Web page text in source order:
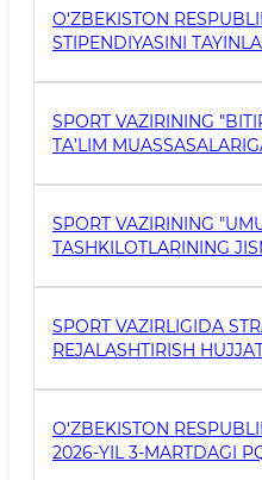
BUYRUG`I
O‘ZBEKISTON
STIPENDIYASINI
SPORT VAZIRINING
TA’LIM
TO‘G‘RISIDA"GI
SPORT VAZIRINING
TASHKILOTLARINING
JARAYONLARINI
TO‘G‘RISIDA" GI
SPORT VAZIRLIGIDA
REJALASHTIRISH
MUTAXASSISLARIDAN
HAQIDA MA`LUMOT
O‘ZBEKISTON
2026-YIL 3-MARTDAGI